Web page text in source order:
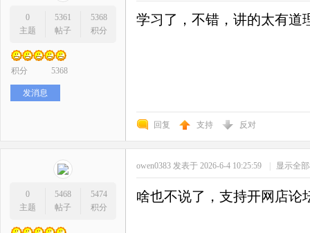
0
主题
5361
帖子
5368
积分
积分 5368
发消息
学习了，不错，讲的太有道
回复 支持 反对
0
主题
5468
帖子
5474
积分
owen0383 发表于 2026-6-4 10:25:59 | 显示全
啥也不说了，支持开网店论